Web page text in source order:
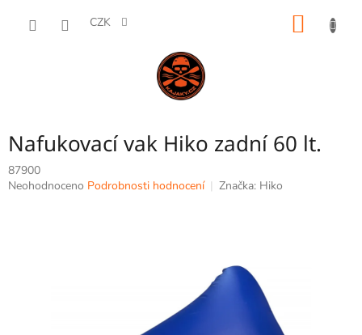
CZK
Nafukovací vak Hiko zadní 60 lt.
87900
Průměrné
Neohodnoceno Podrobnosti hodnocení Značka: Hiko